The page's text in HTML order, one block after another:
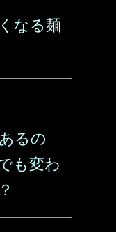
なる麺
るの
も変わ